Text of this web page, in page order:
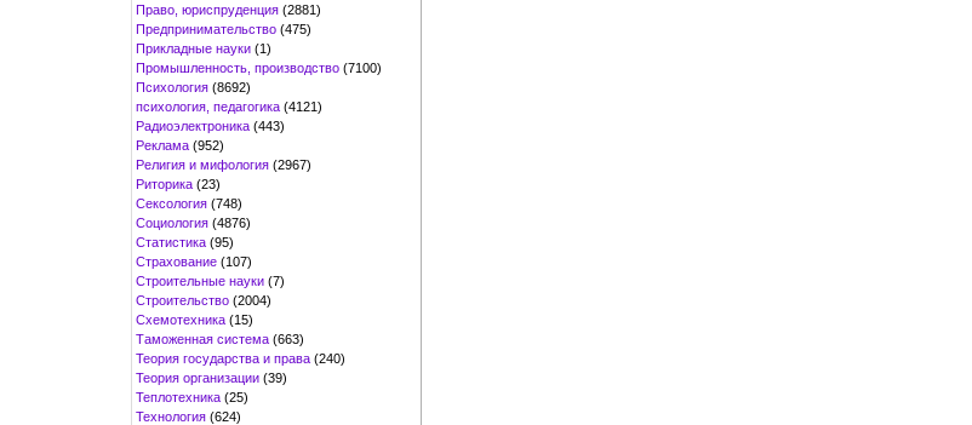
Право, юриспруденция (2881)
Предпринимательство (475)
Прикладные науки (1)
Промышленность, производство (7100)
Психология (8692)
психология, педагогика (4121)
Радиоэлектроника (443)
Реклама (952)
Религия и мифология (2967)
Риторика (23)
Сексология (748)
Социология (4876)
Статистика (95)
Страхование (107)
Строительные науки (7)
Строительство (2004)
Схемотехника (15)
Таможенная система (663)
Теория государства и права (240)
Теория организации (39)
Теплотехника (25)
Технология (624)